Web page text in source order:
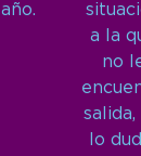
año.
a la
no
salida,
lo